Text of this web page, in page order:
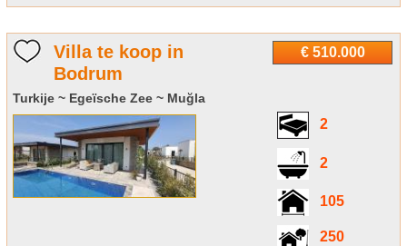
€ 510.000
Villa te koop in
Bodrum
Turkije ~ Egeïsche Zee ~ Muğla
2
2
105
250